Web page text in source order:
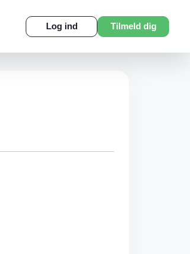
Log ind Tilmeld dig